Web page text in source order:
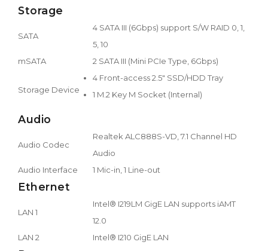
Storage
SATA
4 SATA III (6Gbps) support S/W RAID 0, 1,
5, 10
mSATA
2 SATA III (Mini PCIe Type, 6Gbps)
Storage Device
4 Front-access 2.5" SSD/HDD Tray
1 M.2 Key M Socket (Internal)
Audio
Audio Codec
Realtek ALC888S-VD, 7.1 Channel HD
Audio
Audio Interface
1 Mic-in, 1 Line-out
Ethernet
LAN 1
Intel® I219LM GigE LAN supports iAMT
12.0
LAN 2
Intel® I210 GigE LAN